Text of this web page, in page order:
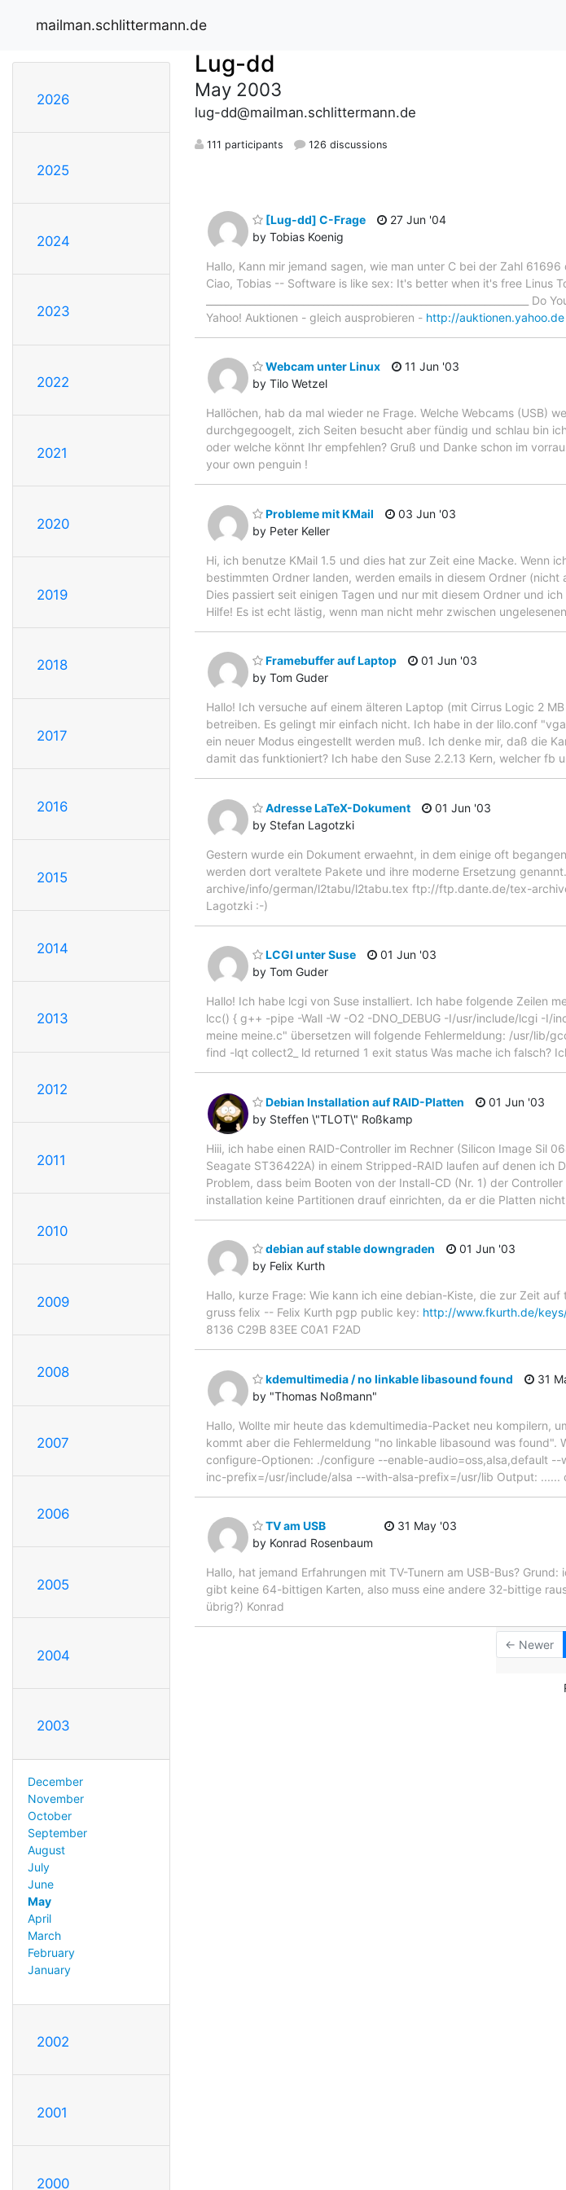
mailman.schlittermann.de
2026
2025
2024
2023
2022
2021
2020
2019
2018
2017
2016
2015
2014
2013
2012
2011
2010
2009
2008
2007
2006
2005
2004
2003
December
November
October
September
August
July
June
May
April
March
February
January
2002
2001
2000
Lug-dd
May 2003
lug-dd@mailman.schlittermann.de
111 participants 126 discussions
[Lug-dd] C-Frage
by Tobias Koenig
27 Jun '04
Hallo, Kann mir jemand sagen, wie man unter C bei der Zahl
Ciao, Tobias -- Software is like sex: It's better when it's free Linus
Yahoo! Auktionen - gleich ausprobieren - http://auktionen.yahoo.de
Webcam unter Linux
by Tilo Wetzel
11 Jun '03
Hallöchen, hab da mal wieder ne Frage. Welche Webcams (USB)
durchgegoogelt, zich Seiten besucht aber fündig und schlau bin
oder welche könnt Ihr empfehlen? Gruß und Danke schon im
your own penguin !
Probleme mit KMail
by Peter Keller
03 Jun '03
Hi, ich benutze KMail 1.5 und dies hat zur Zeit eine Macke. Wenn
bestimmten Ordner landen, werden emails in diesem Ordner
Dies passiert seit einigen Tagen und nur mit diesem Ordner und
Hilfe! Es ist echt lästig, wenn man nicht mehr zwischen
Framebuffer auf Laptop
by Tom Guder
01 Jun '03
Hallo! Ich versuche auf einem älteren Laptop (mit Cirrus Logic 2
betreiben. Es gelingt mir einfach nicht. Ich habe in der lilo.conf
ein neuer Modus eingestellt werden muß. Ich denke mir, daß die
damit das funktioniert? Ich habe den Suse 2.2.13 Kern, welcher fb
Adresse LaTeX-Dokument
by Stefan Lagotzki
01 Jun '03
Gestern wurde ein Dokument erwaehnt, in dem einige oft
werden dort veraltete Pakete und ihre moderne Ersetzung
archive/info/german/l2tabu/l2tabu.tex ftp://ftp.dante.de/tex-
Lagotzki :-)
LCGI unter Suse
by Tom Guder
01 Jun '03
Hallo! Ich habe lcgi von Suse installiert. Ich habe folgende Zeilen
lcc() { g++ -pipe -Wall -W -O2 -DNO_DEBUG -I/usr/include/lcgi -
meine meine.c" übersetzen will folgende Fehlermeldung: /usr/
find -lqt collect2_ ld returned 1 exit status Was mache ich falsch?
Debian Installation auf RAID-Platten
by Steffen \"TLOT\" Roßkamp
01 Jun '03
Hiii, ich habe einen RAID-Controller im Rechner (Silicon Image Sil
Seagate ST36422A) in einem Stripped-RAID laufen auf denen ich
Problem, dass beim Booten von der Install-CD (Nr. 1) der
installation keine Partitionen drauf einrichten, da er die Platten
debian auf stable downgraden
by Felix Kurth
01 Jun '03
Hallo, kurze Frage: Wie kann ich eine debian-Kiste, die zur Zeit
gruss felix -- Felix Kurth pgp public key: http://www.fkurth.de/
8136 C29B 83EE C0A1 F2AD
kdemultimedia / no linkable libasound found
by "Thomas Noßmann"
31
Hallo, Wollte mir heute das kdemultimedia-Packet neu kompilern,
kommt aber die Fehlermeldung "no linkable libasound was found".
configure-Optionen: ./configure --enable-audio=oss,alsa,default
inc-prefix=/usr/include/alsa --with-alsa-prefix=/usr/lib Output: ......
TV am USB
by Konrad Rosenbaum
31 May '03
Hallo, hat jemand Erfahrungen mit TV-Tunern am USB-Bus?
gibt keine 64-bittigen Karten, also muss eine andere 32-bittige
übrig?) Konrad
← Newer